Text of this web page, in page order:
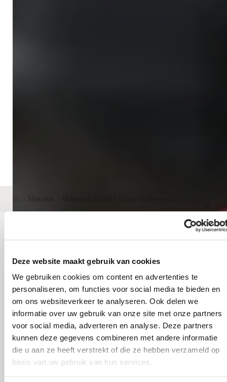
Deze website maakt gebruik van cookies
We gebruiken cookies om content en advertenties te
personaliseren, om functies voor social media te bieden en
om ons websiteverkeer te analyseren. Ook delen we
informatie over uw gebruik van onze site met onze partners
voor social media, adverteren en analyse. Deze partners
kunnen deze gegevens combineren met andere informatie
die u aan ze heeft verstrekt of die ze hebben verzameld op
basis van uw gebruik van hun services.
Nieuws
Underwriting Agency
sluit zich aan bij
Söderberg & Partners
Nederland
SÖDERBERG & PARTNERS
PUBLICATIEDATUM